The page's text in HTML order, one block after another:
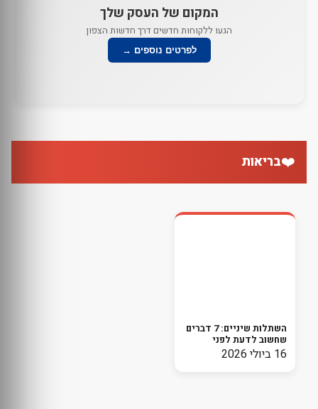
המקום של העסק שלך
הגעו ללקוחות חדשים דרך חדשות הצפון
לפרטים נוספים →
❤️בריאות
השתלות שיניים: 7 דברים
שחשוב לדעת לפני
שמתחילים בתהליך
16 ביולי 2026